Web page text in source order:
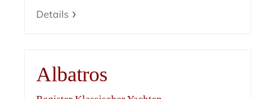
Details
Albatros